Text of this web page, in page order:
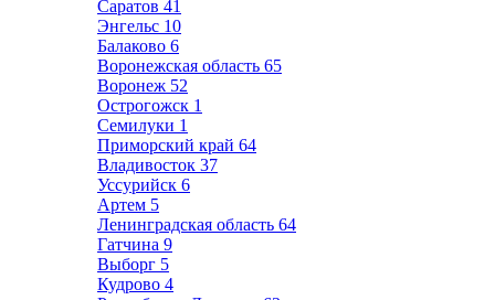
Саратов 41
Энгельс 10
Балаково 6
Воронежская область 65
Воронеж 52
Острогожск 1
Семилуки 1
Приморский край 64
Владивосток 37
Уссурийск 6
Артем 5
Ленинградская область 64
Гатчина 9
Выборг 5
Кудрово 4